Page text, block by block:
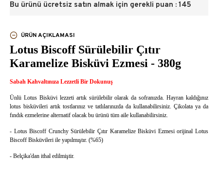
Bu ürünü ücretsiz satın almak için gerekli puan : 145
ÜRÜN AÇIKLAMASI
Lotus Biscoff Sürülebilir Çıtır
Karamelize Bisküvi Ezmesi - 380g
Sabah Kahvaltınıza Lezzetli Bir Dokunuş
Ünlü Lotus Bisküvi lezzeti artık sürülebilir olarak da sofranızda. Hayran kaldığınız
lotus bisküvileri artık tostlarınız ve tatlılarınızda da kullanabilirsiniz. Çikolata ya da
fındık ezmelerine alternatif olacak bu ürünü tüm aile kullanabilirsiniz.
- Lotus Biscoff Crunchy Sürülebilir Çıtır Karamelize Bisküvi Ezmesi orijinal Lotus
Biscoff Bisküvileri ile yapılmıştır. (%65)
- Belçika'dan ithal edilmiştir.